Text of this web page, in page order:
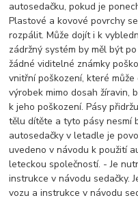
autosedačku, pokud je
Plastové a kovové povrchy
rozpálit. Může dojít i k
zádržný systém by měl být
žádné viditelné známky
vnitřní poškození, které
výrobek mimo dosah žíravin,
k jeho poškození. Pásy
tělu dítěte a tyto pásy nesmí
autosedačky v letadle je
uvedeno v návodu k použití
leteckou společností. - Je
instrukce v návodu sedačky.
vozu a instrukce v návodu